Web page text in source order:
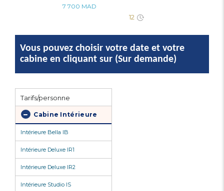
7 700 MAD
12
Vous pouvez choisir votre date et votre
cabine en cliquant sur (Sur demande)
Tarifs/personne
Cabine Intérieure
Intérieure Bella IB
Intérieure Deluxe IR1
Intérieure Deluxe IR2
Intérieure Studio IS